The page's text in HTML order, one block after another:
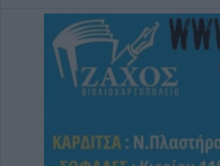
6 Αυγούστου 2026, 14:36
1 νεκρός και 22
ατυχήματα τον Ιούλιο
6 Αυγούστου 2026, 14:32
de minimis ύψους 24,6